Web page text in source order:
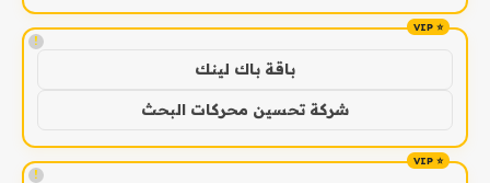
!
باقة باك لينك
شركة تحسين محركات البحث
!